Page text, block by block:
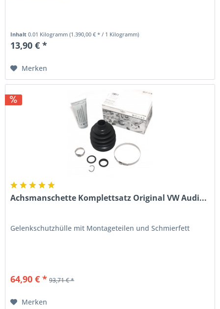
Inhalt0.01 Kilogramm(1.390,00 € * / 1 Kilogramm)
13,90 € *
Merken
Achsmanschette Komplettsatz Original VW Audi...
Gelenkschutzhülle mit Montageteilen und Schmierfett
64,90 € * 93,71 € *
Merken